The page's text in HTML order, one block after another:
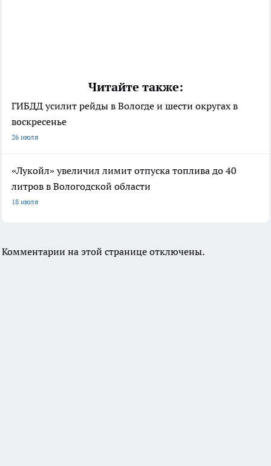
Читайте также:
ГИБДД усилит рейды в Вологде и шести округах в
воскресенье
26 июля
«Лукойл» увеличил лимит отпуска топлива до 40
литров в Вологодской области
18 июля
Комментарии на этой странице отключены.